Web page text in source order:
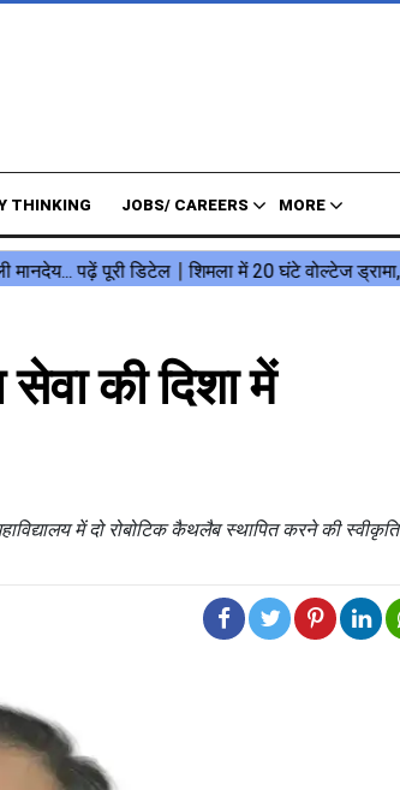
THINKING JOBS/ CAREERS MORE
की दिशा में
में दो रोबोटिक कैथलैब स्थापित करने की स्वीकृति